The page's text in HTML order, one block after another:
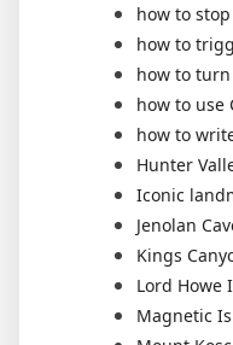
how to
how to
how to
how to use
how to
Hunter
Iconic
Jenolan
Kings
Lord Howe
Magnetic